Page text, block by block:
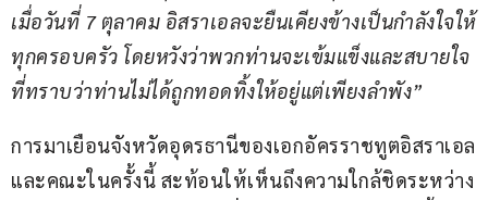
เมื่อวันที่ 7 ตุลาคม อิสราเอลจะยืนเคียงข้างเป็นกำลังใจให้
ทุกครอบครัว โดยหวังว่าพวกท่านจะเข้มแข็งและสบายใจ
ที่ทราบว่าท่านไม่ได้ถูกทอดทิ้งให้อยู่แต่เพียงลำพัง”
การมาเยือนจังหวัดอุดรธานีของเอกอัครราชทูตอิสราเอล
และคณะในครั้งนี้ สะท้อนให้เห็นถึงความใกล้ชิดระหว่าง